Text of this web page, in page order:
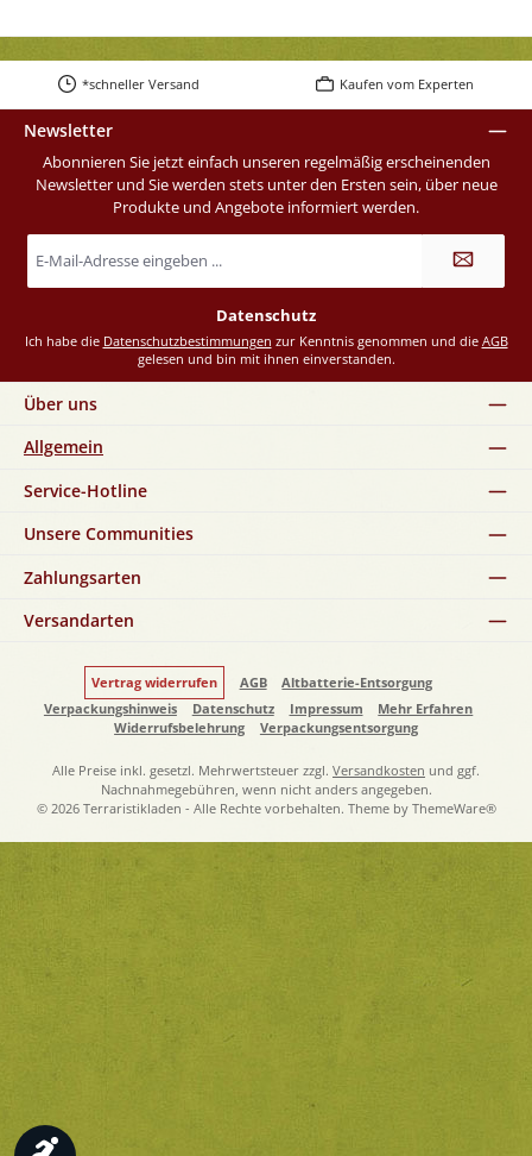
Werkzeugleiste anzeigen
*schneller Versand Kaufen vom Experten
Newsletter
Abonnieren Sie jetzt einfach unseren regelmäßig erscheinenden
Newsletter und Sie werden stets unter den Ersten sein, über neue
Produkte und Angebote informiert werden.
E-
Mail-
Datenschutz
Ich habe die Datenschutzbestimmungen zur Kenntnis genommen und die AGB
gelesen und bin mit ihnen einverstanden.
Über uns
Allgemein
Service-Hotline
Unsere Communities
Zahlungsarten
Versandarten
Vertrag widerrufen AGB
Altbatterie-Entsorgung
Verpackungshinweis
Datenschutz Impressum
Mehr Erfahren
Widerrufsbelehrung
Verpackungsentsorgung
Alle Preise inkl. gesetzl. Mehrwertsteuer zzgl. Versandkosten und ggf.
Nachnahmegebühren, wenn nicht anders angegeben.
© 2026 Terraristikladen - Alle Rechte vorbehalten. Theme by ThemeWare®